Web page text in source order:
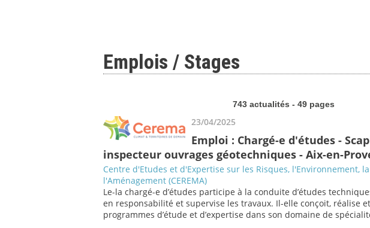
Emplois / Stages
743 actualités - 49 pages
23/04/2025
Emploi : Chargé-e d'études -
inspecteur ouvrages géotechniques - Aix-en-
Centre d'Etudes et d'Expertise sur les Risques, l'Environnement,
l'Aménagement (CEREMA)
Le-la chargé-e d’études participe à la conduite d’études
en responsabilité et supervise les travaux. Il-elle conçoit, réalise
programmes d’étude et d’expertise dans son domaine de